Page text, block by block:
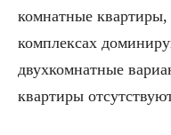
комнатные
комплексах
двухкомнатные
квартиры